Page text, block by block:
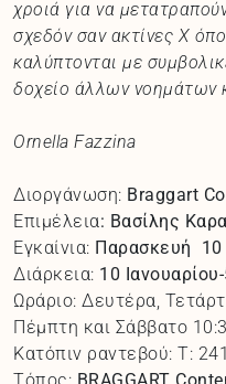
χροιά για να
σχεδόν σαν ακτίνες Χ
καλύπτονται με
δοχείο άλλων νοημάτων
Ornella Fazzina
Διοργάνωση: Braggart
Επιμέλεια: Βασίλης
Εγκαίνια: Παρασκευή 10
Διάρκεια: 10
Ωράριο: Δευτέρα,
Πέμπτη και Σάββατο
Κατόπιν ραντεβού: Τ: